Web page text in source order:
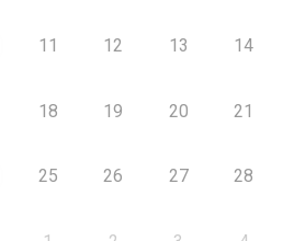
11 12 13 14
18 19 20 21
25 26 27 28